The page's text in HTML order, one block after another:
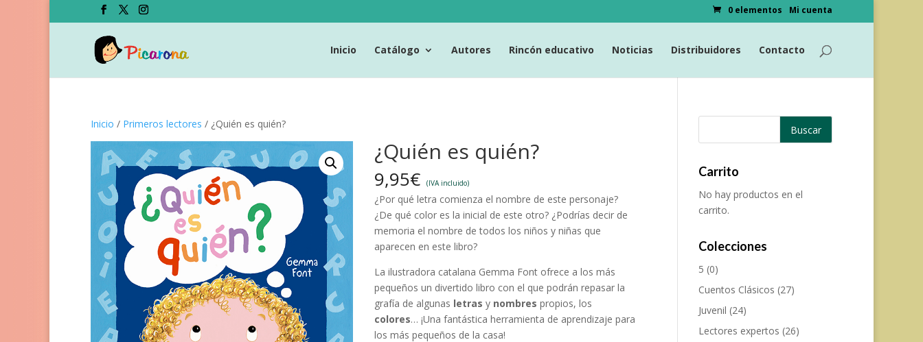
Mi cuenta
0 elementos
Inicio Catálogo Autores Rincón educativo Noticias Distribuidores Contacto
Inicio / Primeros lectores / ¿Quién es quién?
¿Quién es quién?
9,95€ (IVA incluido)
¿Por qué letra comienza el nombre de este personaje?
¿De qué color es la inicial de este otro? ¿Podrías decir de
memoria el nombre de todos los niños y niñas que
aparecen en este libro?
La ilustradora catalana Gemma Font ofrece a los más
pequeños un divertido libro con el que podrán repasar la
grafía de algunas letras y nombres propios, los
colores… ¡Una fantástica herramienta de aprendizaje para
los más pequeños de la casa!
Carrito
No hay productos en el
carrito.
Colecciones
5 (0)
Cuentos Clásicos (27)
Juvenil (24)
Lectores expertos (26)